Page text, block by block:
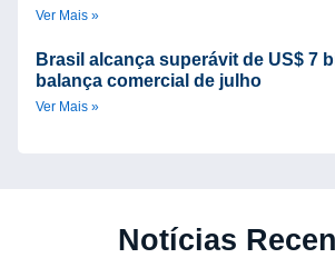
Ver Mais »
Brasil alcança superávit de US$ 7
balança comercial de julho
Ver Mais »
Notícias